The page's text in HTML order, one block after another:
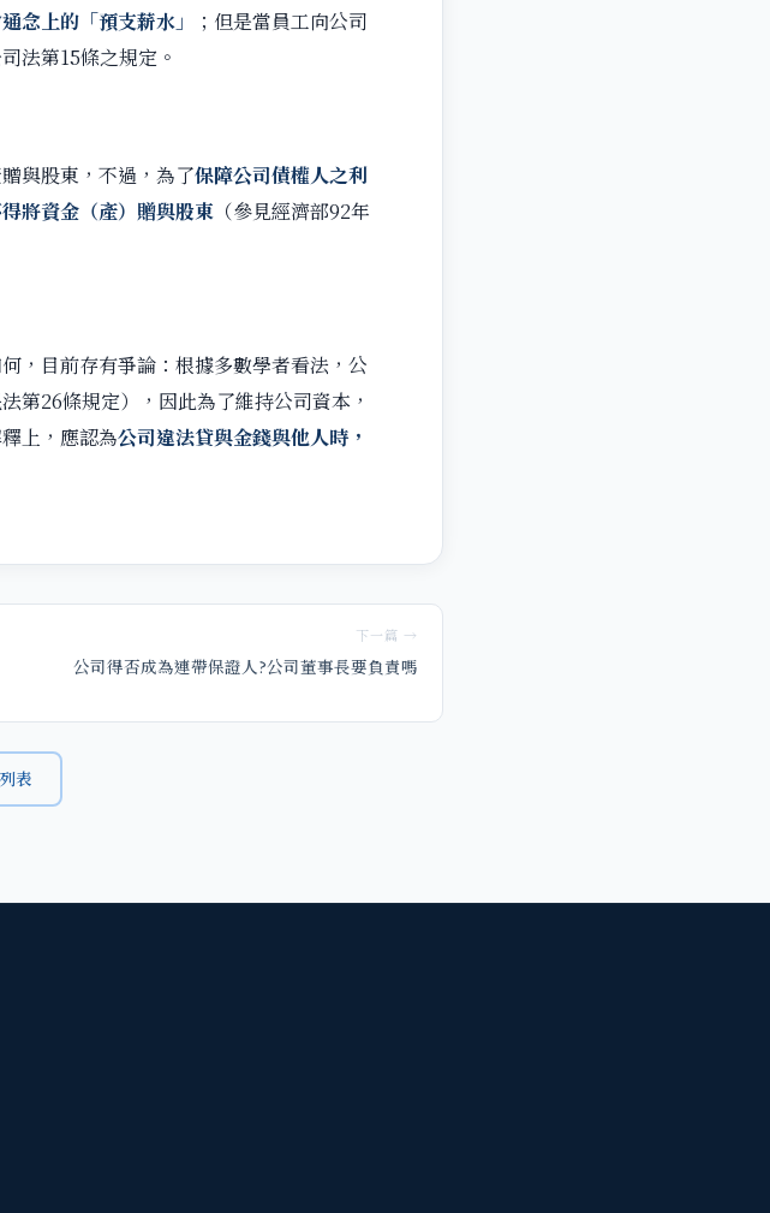
念上的「預支薪水」
；但是當員工向公司
法第15條之規定。
與股東，不過，為了保障公司債權人之利
將資金（產）贈與股東 （參見經濟部92年
，目前存有爭論：根據多數學者看法，公
法第26條規定），因此為了維持公司資本，
上，應認為公司違法貸與金錢與他人時，
下一篇 →
公司得否成為連帶保證人?公司董事長要負責嗎
表